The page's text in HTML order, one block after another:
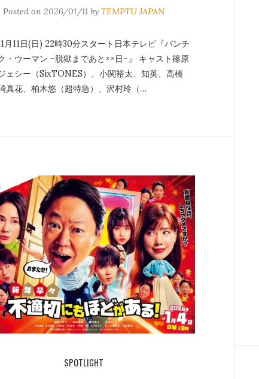
Posted on 2026/01/11 by TEMPTU JAPAN
月11日(日) 22時30分スタート日本テレビ『パンチ
・ウーマン −脱獄まであと××日−』 キャスト篠原
ェシー（SixTONES）、小関裕太、知英、高橋
真花、柏木悠（超特急）、沢村玲（…
SPOTLIGHT